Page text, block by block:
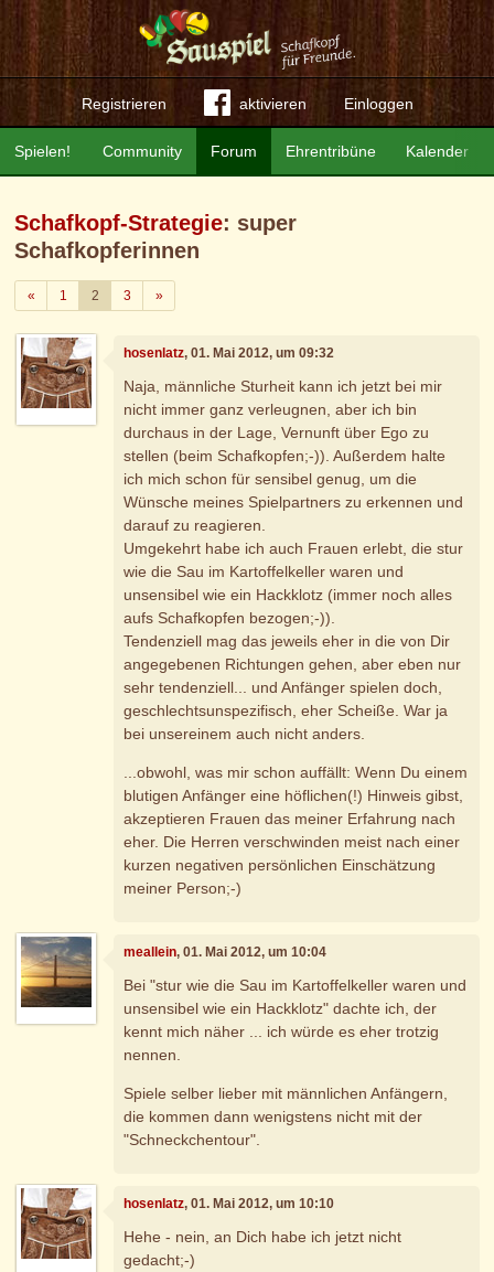
Registrieren aktivieren Einloggen
Community Forum Ehrentribüne Kalender
Spielen!
Schafkopf-Strategie: super
Schafkopferinnen
«Zurück
1 2 3 »Weiter
hosenlatz, 01. Mai 2012, um 09:32
Naja, männliche Sturheit kann ich jetzt bei mir
nicht immer ganz verleugnen, aber ich bin
durchaus in der Lage, Vernunft über Ego zu
stellen (beim Schafkopfen;-)). Außerdem halte
ich mich schon für sensibel genug, um die
Wünsche meines Spielpartners zu erkennen und
darauf zu reagieren.
Umgekehrt habe ich auch Frauen erlebt, die stur
wie die Sau im Kartoffelkeller waren und
unsensibel wie ein Hackklotz (immer noch alles
aufs Schafkopfen bezogen;-)).
Tendenziell mag das jeweils eher in die von Dir
angegebenen Richtungen gehen, aber eben nur
sehr tendenziell... und Anfänger spielen doch,
geschlechtsunspezifisch, eher Scheiße. War ja
bei unsereinem auch nicht anders.
...obwohl, was mir schon auffällt: Wenn Du einem
blutigen Anfänger eine höflichen(!) Hinweis gibst,
akzeptieren Frauen das meiner Erfahrung nach
eher. Die Herren verschwinden meist nach einer
kurzen negativen persönlichen Einschätzung
meiner Person;-)
meallein, 01. Mai 2012, um 10:04
Bei "stur wie die Sau im Kartoffelkeller waren und
unsensibel wie ein Hackklotz" dachte ich, der
kennt mich näher ... ich würde es eher trotzig
nennen.
Spiele selber lieber mit männlichen Anfängern,
die kommen dann wenigstens nicht mit der
"Schneckchentour".
hosenlatz, 01. Mai 2012, um 10:10
Hehe - nein, an Dich habe ich jetzt nicht
gedacht;-)